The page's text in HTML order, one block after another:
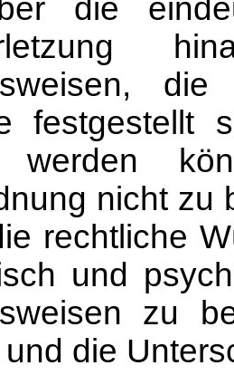
die
festgestellt
werden
nicht zu
rechtliche
und
zu
die